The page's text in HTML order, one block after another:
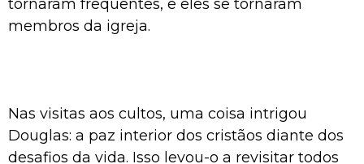
tornaram frequentes, e eles se tornaram
membros da igreja.
Nas visitas aos cultos, uma coisa intrigou
Douglas: a paz interior dos cristãos diante dos
desafios da vida. Isso levou-o a revisitar todos